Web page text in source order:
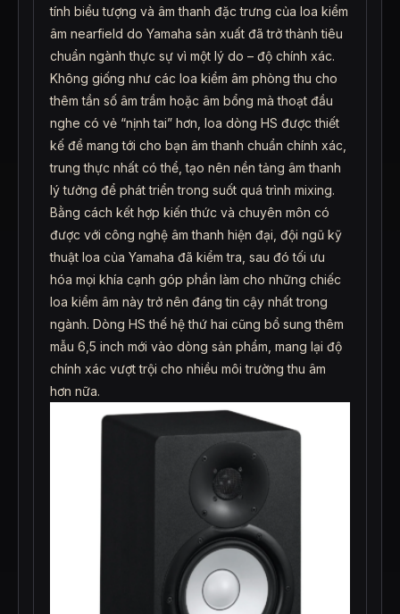
tính biểu tượng và âm thanh đặc trưng của loa kiểm
âm nearfield do Yamaha sản xuất đã trở thành tiêu
chuẩn ngành thực sự vì một lý do – độ chính xác.
Không giống như các loa kiểm âm phòng thu cho
thêm tần số âm trầm hoặc âm bổng mà thoạt đầu
nghe có vẻ “nịnh tai” hơn, loa dòng HS được thiết
kế để mang tới cho bạn âm thanh chuẩn chính xác,
trung thực nhất có thể, tạo nên nền tảng âm thanh
lý tưởng để phát triển trong suốt quá trình mixing.
Bằng cách kết hợp kiến thức và chuyên môn có
được với công nghệ âm thanh hiện đại, đội ngũ kỹ
thuật loa của Yamaha đã kiểm tra, sau đó tối ưu
hóa mọi khía cạnh góp phần làm cho những chiếc
loa kiểm âm này trở nên đáng tin cậy nhất trong
ngành. Dòng HS thế hệ thứ hai cũng bổ sung thêm
mẫu 6,5 inch mới vào dòng sản phẩm, mang lại độ
chính xác vượt trội cho nhiều môi trường thu âm
hơn nữa.